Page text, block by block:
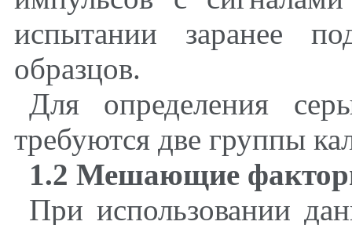
испытании заранее
образцов.
Для определения
требуются две группы
1.2 Мешающие
При использовании